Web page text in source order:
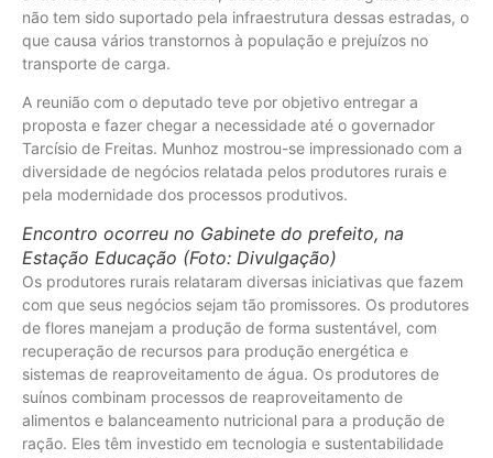
não tem sido suportado pela infraestrutura dessas estradas, o
que causa vários transtornos à população e prejuízos no
transporte de carga.
A reunião com o deputado teve por objetivo entregar a
proposta e fazer chegar a necessidade até o governador
Tarcísio de Freitas. Munhoz mostrou-se impressionado com a
diversidade de negócios relatada pelos produtores rurais e
pela modernidade dos processos produtivos.
Encontro ocorreu no Gabinete do prefeito, na
Estação Educação (Foto: Divulgação)
Os produtores rurais relataram diversas iniciativas que fazem
com que seus negócios sejam tão promissores. Os produtores
de flores manejam a produção de forma sustentável, com
recuperação de recursos para produção energética e
sistemas de reaproveitamento de água. Os produtores de
suínos combinam processos de reaproveitamento de
alimentos e balanceamento nutricional para a produção de
ração. Eles têm investido em tecnologia e sustentabilidade